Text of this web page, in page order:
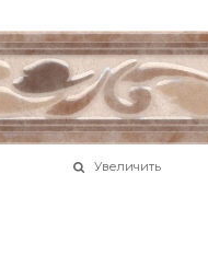
Увеличить